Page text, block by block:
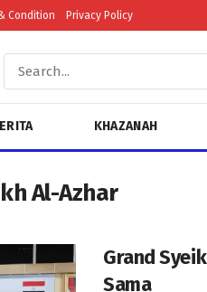
Condition Privacy Policy
KHAZANAH
Al-Azhar
Grand
Sama